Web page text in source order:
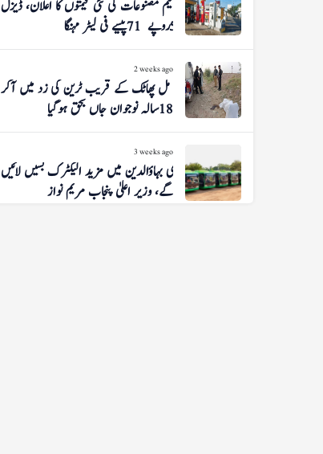
پیٹرولیم مصنوعات کی نئی قیمتوں کا اعلان، ڈیزل
5 روپے 71 پیسے فی لیٹر مہنگا
2 weeks ago
شوگر مل پھاٹک کے قریب ٹرین کی زد میں آکر
18 سالہ نوجوان جاں بحق ہوگیا
3 weeks ago
منڈی بہاؤالدین میں مزید الیکٹرک بسیں لائیں
گے، وزیر اعلیٰ پنجاب مریم نواز